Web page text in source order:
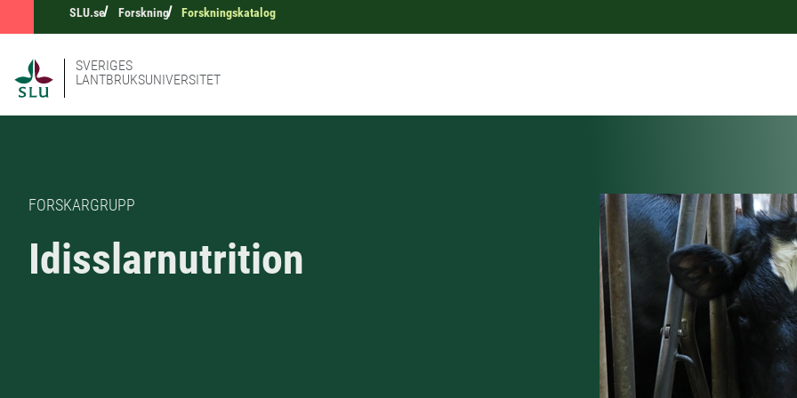
SLU.se Forskning Forskningskatalog
SVERIGES
LANTBRUKSUNIVERSITET
FORSKARGRUPP
Idisslarnutrition